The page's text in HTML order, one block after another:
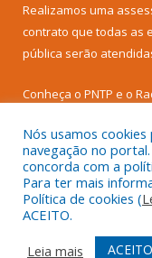
Realizamos uma
contrato que todas as
pública serão
Conheça o PNTP e o
Todos os direitos
Mapa do Site
Nós usamos
navegação no
concorda com a
Para ter mais
Política de cookies (
ACEITO.
Leia mais
ACEITO